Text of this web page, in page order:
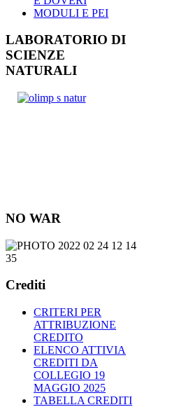
MODULI E PEI
LABORATORIO DI
SCIENZE
NATURALI
NO WAR
Crediti
CRITERI PER
ATTRIBUZIONE
CREDITO
ELENCO ATTIVIA
CREDITI DA
COLLEGIO 19
MAGGIO 2025
TABELLA CREDITI